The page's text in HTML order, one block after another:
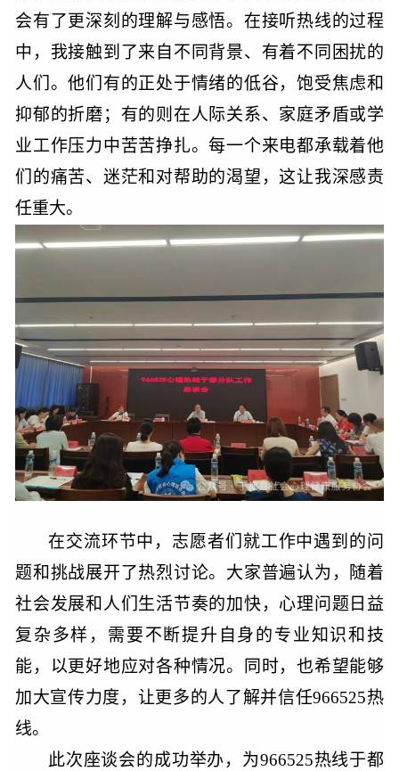
会有了更深刻的理解与感悟。在接听热线的过程
中，我接触到了来自不同背景、有着不同困扰的
人们。他们有的正处于情绪的低谷，饱受焦虑和
抑郁的折磨；有的则在人际关系、家庭矛盾或学
业工作压力中苦苦挣扎。每一个来电都承载着他
们的痛苦、迷茫和对帮助的渴望，这让我深感责
任重大。
在交流环节中，志愿者们就工作中遇到的问
题和挑战展开了热烈讨论。大家普遍认为，随着
社会发展和人们生活节奏的加快，心理问题日益
复杂多样，需要不断提升自身的专业知识和技
能，以更好地应对各种情况。同时，也希望能够
加大宣传力度，让更多的人了解并信任966525热
线。
此次座谈会的成功举办，为966525热线于都